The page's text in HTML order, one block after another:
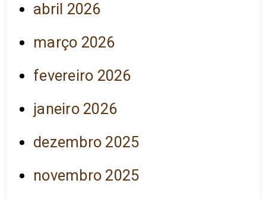
abril 2026
março 2026
fevereiro 2026
janeiro 2026
dezembro 2025
novembro 2025